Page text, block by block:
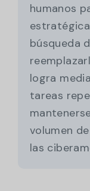
humanos
búsqueda
logra
tareas
volumen
las